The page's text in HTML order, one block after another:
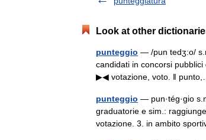
Look at other
punteggio — /pun tedʒ:o/
candidati in concorsi
▶◀ votazione, voto. ‖
punteggio — pun·tég·gio
graduatorie e sim.:
votazione. 3. in ambito